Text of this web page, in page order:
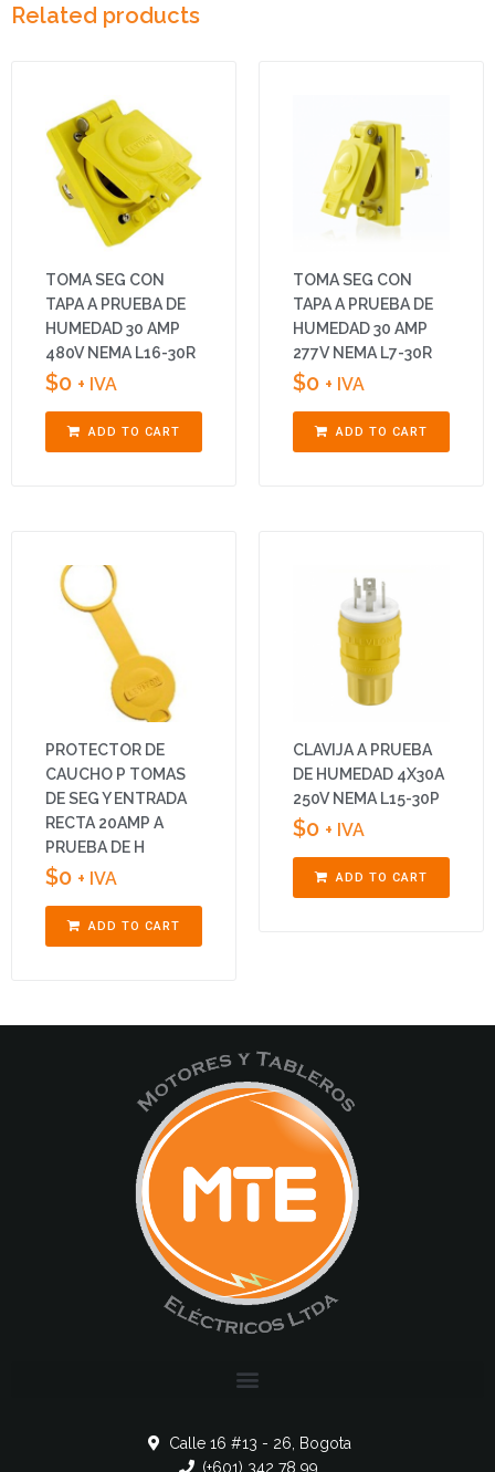
Related products
TOMA SEG CON
TAPA A PRUEBA DE
HUMEDAD 30 AMP
480V NEMA L16-30R
$0 + IVA
ADD TO CART
TOMA SEG CON
TAPA A PRUEBA DE
HUMEDAD 30 AMP
277V NEMA L7-30R
$0 + IVA
ADD TO CART
PROTECTOR DE
CAUCHO P TOMAS
DE SEG Y ENTRADA
RECTA 20AMP A
PRUEBA DE H
$0 + IVA
ADD TO CART
CLAVIJA A PRUEBA
DE HUMEDAD 4X30A
250V NEMA L15-30P
$0 + IVA
ADD TO CART
Calle 16 #13 - 26, Bogota
(+601) 342 78 99